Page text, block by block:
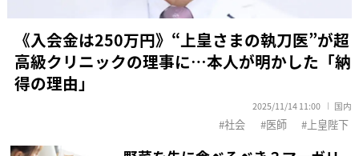
《入会金は250万円》“上皇さまの執刀医”が超
高級クリニックの理事に…本人が明かした「納
得の理由」
2025/11/14 11:00 国内
社会 医師 上皇陛下